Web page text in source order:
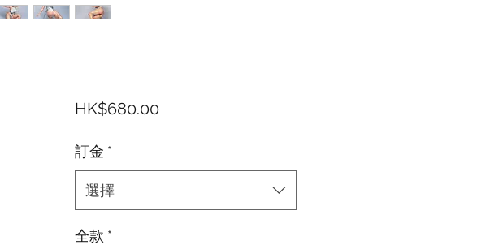
HK$680.00價格
訂金 *
選擇
全款 *